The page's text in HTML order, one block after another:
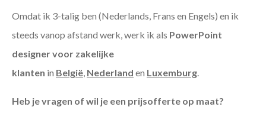
Omdat ik 3-talig ben (Nederlands, Frans en Engels) en ik
steeds vanop afstand werk, werk ik als PowerPoint
designer voor zakelijke
klanten in België, Nederland en Luxemburg.
Heb je vragen of wil je een prijsofferte op maat?